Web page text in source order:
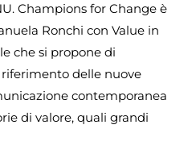
Champions for Change è
Ronchi con Value in
che si propone di
delle nuove
contemporanea
di valore, quali grandi